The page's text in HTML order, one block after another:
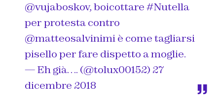
@vujaboskov, boicottare#Nutella
per protesta contro
@matteosalvinimiè come tagliarsi
pisello per fare dispetto a moglie.
— Eh già…. (@tolux00152) 27
dicembre 2018